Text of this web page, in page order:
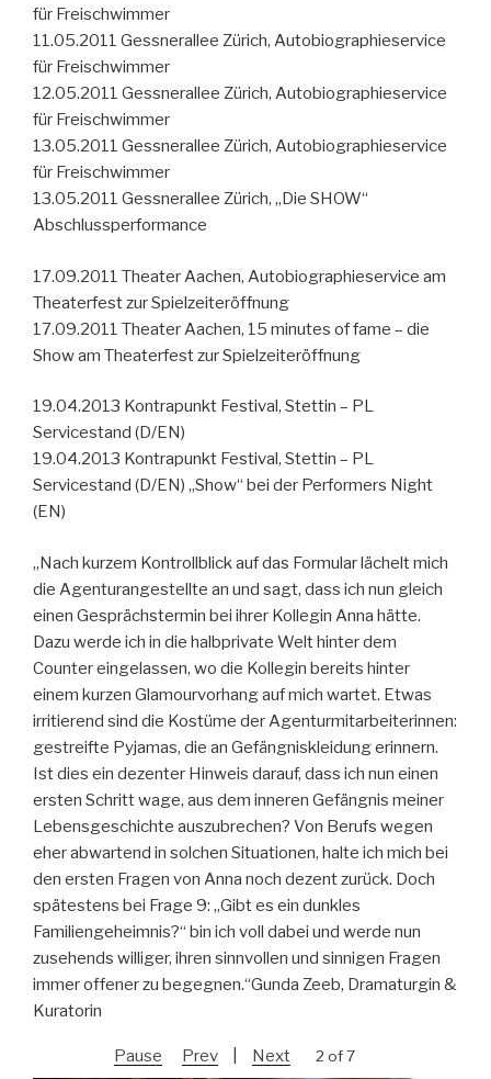
für Freischwimmer
11.05.2011 Gessnerallee Zürich, Autobiographieservice
für Freischwimmer
12.05.2011 Gessnerallee Zürich, Autobiographieservice
für Freischwimmer
13.05.2011 Gessnerallee Zürich, Autobiographieservice
für Freischwimmer
13.05.2011 Gessnerallee Zürich, „Die SHOW“
Abschlussperformance
17.09.2011 Theater Aachen, Autobiographieservice am
Theaterfest zur Spielzeiteröffnung
17.09.2011 Theater Aachen, 15 minutes of fame – die
Show am Theaterfest zur Spielzeiteröffnung
19.04.2013 Kontrapunkt Festival, Stettin – PL
Servicestand (D/EN)
19.04.2013 Kontrapunkt Festival, Stettin – PL
Servicestand (D/EN) „Show“ bei der Performers Night
(EN)
„Nach kurzem Kontrollblick auf das Formular lächelt mich
die Agenturangestellte an und sagt, dass ich nun gleich
einen Gesprächstermin bei ihrer Kollegin Anna hätte.
Dazu werde ich in die halbprivate Welt hinter dem
Counter eingelassen, wo die Kollegin bereits hinter
einem kurzen Glamourvorhang auf mich wartet. Etwas
irritierend sind die Kostüme der Agenturmitarbeiterinnen:
gestreifte Pyjamas, die an Gefängniskleidung erinnern.
Ist dies ein dezenter Hinweis darauf, dass ich nun einen
ersten Schritt wage, aus dem inneren Gefängnis meiner
Lebensgeschichte auszubrechen? Von Berufs wegen
eher abwartend in solchen Situationen, halte ich mich bei
den ersten Fragen von Anna noch dezent zurück. Doch
spätestens bei Frage 9: „Gibt es ein dunkles
Familiengeheimnis?“ bin ich voll dabei und werde nun
zusehends williger, ihren sinnvollen und sinnigen Fragen
immer offener zu begegnen.“Gunda Zeeb, Dramaturgin &
Kuratorin
Pause Prev Next 2 of 7